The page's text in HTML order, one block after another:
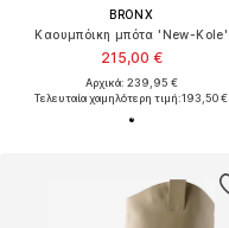
BRONX
Καουμπόικη μπότα 'New-Kole'
215,00 €
Αρχικά: 239,95 €
Τελευταία χαμηλότερη τιμή:193,50 €